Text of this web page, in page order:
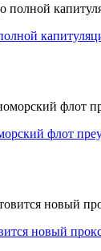
флот
новый